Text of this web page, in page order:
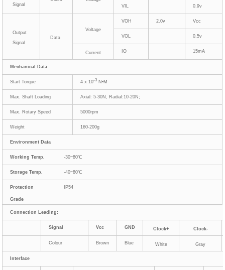
Signal
VIL 0.9v
Output
Signal
Data
Voltage
VOH 2.0v Vcc
VOL 0.5v
Current IO 15mA
Mechanical Data
Start Torque 4 x 10-3 N•M
Max. Shaft Loading Axial: 5-30N, Radial:10-20N;
Max. Rotary Speed 5000rpm
Weight 160-200g
Environment Data
Working Temp. -30~80℃
Storage Temp. -40~80℃
Protection
Grade
IP54
Connection Leading:
Signal Vcc GND Clock+ Clock-
Colour Brown Blue White Gray
Interface